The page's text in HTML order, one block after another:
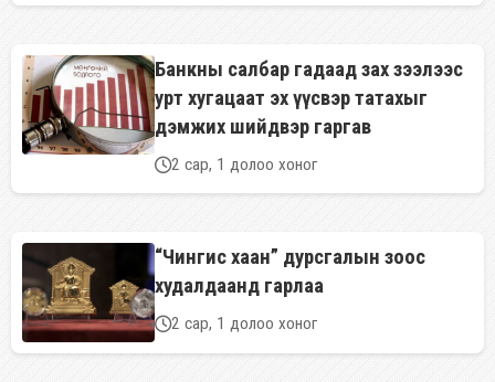
Банкны салбар гадаад зах зээлээс
урт хугацаат эх үүсвэр татахыг
дэмжих шийдвэр гаргав
2 сар, 1 долоо хоног
“Чингис хаан” дурсгалын зоос
худалдаанд гарлаа
2 сар, 1 долоо хоног